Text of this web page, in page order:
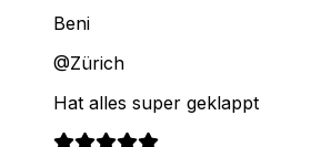
Beni
@Zürich
Hat alles super geklappt